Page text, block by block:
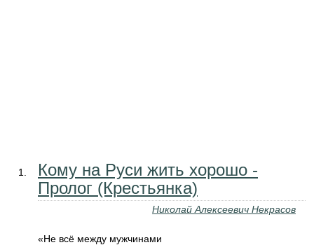
Кому на Руси жить хорошо -
Пролог (Крестьянка)
Николай Алексеевич Некрасов
«Не всё между мужчинами